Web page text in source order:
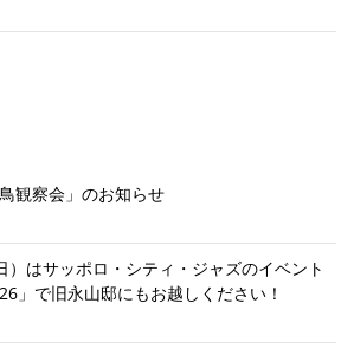
観察会」のお知らせ
はサッポロ・シティ・ジャズのイベント
」で旧永山邸にもお越しください！